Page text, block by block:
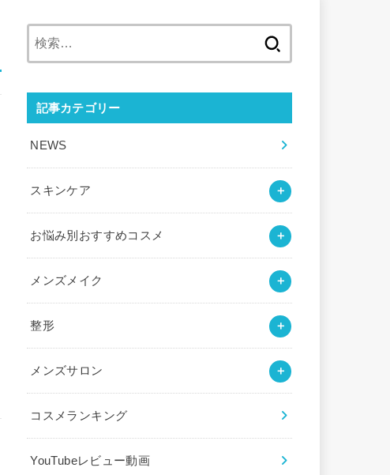
記事カテゴリー
NEWS
スキンケア
お悩み別おすすめコスメ
メンズメイク
整形
メンズサロン
コスメランキング
YouTubeレビュー動画